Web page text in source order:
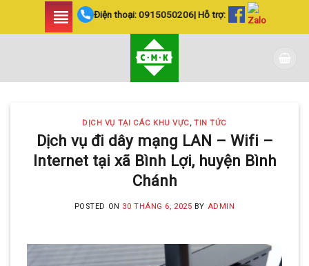
Điện thoại:0915050206| Hỗ trợ:
DỊCH VỤ TẠI CÁC KHU VỰC,TIN TỨC
Dịch vụ đi dây mạng LAN – Wifi –
Internet tại xã Bình Lợi, huyện Bình
Chánh
POSTED ON 30 THÁNG 6, 2025 BY ADMIN